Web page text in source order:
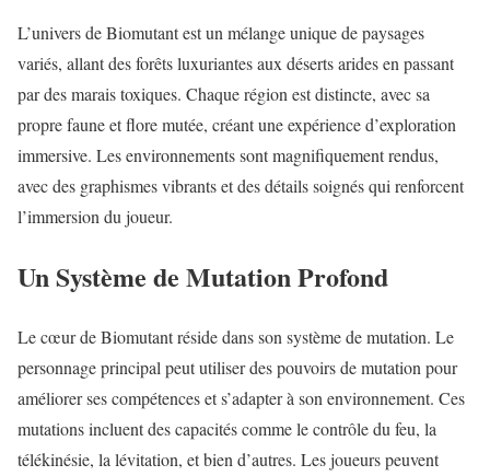
L’univers de Biomutant est un mélange unique de paysages
variés, allant des forêts luxuriantes aux déserts arides en passant
par des marais toxiques. Chaque région est distincte, avec sa
propre faune et flore mutée, créant une expérience d’exploration
immersive. Les environnements sont magnifiquement rendus,
avec des graphismes vibrants et des détails soignés qui renforcent
l’immersion du joueur.
Un Système de Mutation Profond
Le cœur de Biomutant réside dans son système de mutation. Le
personnage principal peut utiliser des pouvoirs de mutation pour
améliorer ses compétences et s’adapter à son environnement. Ces
mutations incluent des capacités comme le contrôle du feu, la
télékinésie, la lévitation, et bien d’autres. Les joueurs peuvent